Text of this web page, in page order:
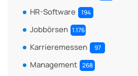
HR-Software 194
Jobbörsen 1.176
Karrieremessen 97
Management 268